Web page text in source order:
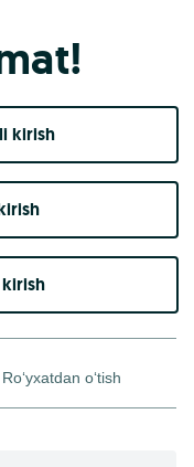
kirish​
Ro‘yxatdan o‘tish